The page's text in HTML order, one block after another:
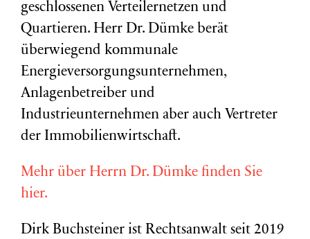
geschlossenen Verteilernetzen und
Quartieren. Herr Dr. Dümke berät
überwiegend kommunale
Energieversorgungsunternehmen,
Anlagenbetreiber und
Industrieunternehmen aber auch Vertreter
der Immobilienwirtschaft.
Mehr über Herrn Dr. Dümke finden Sie
hier.
Dirk Buchsteiner ist Rechtsanwalt seit 2019